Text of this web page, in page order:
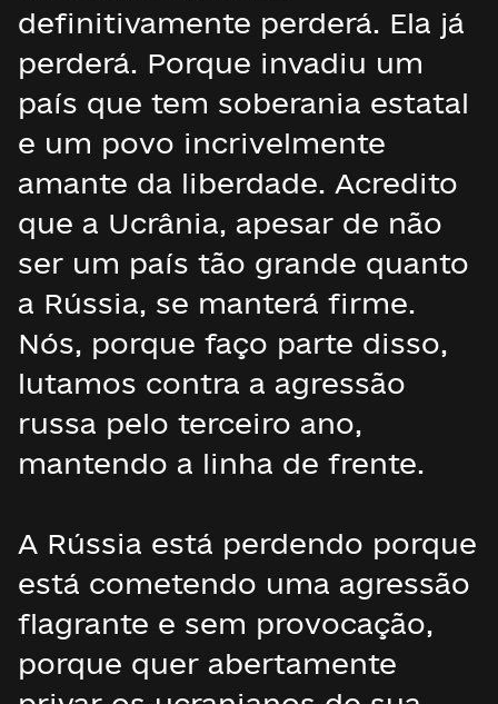
definitivamente perderá. Ela já
perderá. Porque invadiu um
país que tem soberania estatal
e um povo incrivelmente
amante da liberdade. Acredito
que a Ucrânia, apesar de não
ser um país tão grande quanto
a Rússia, se manterá firme.
Nós, porque faço parte disso,
lutamos contra a agressão
russa pelo terceiro ano,
mantendo a linha de frente.
A Rússia está perdendo porque
está cometendo uma agressão
flagrante e sem provocação,
porque quer abertamente